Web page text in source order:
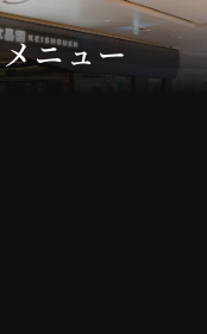
ニュー